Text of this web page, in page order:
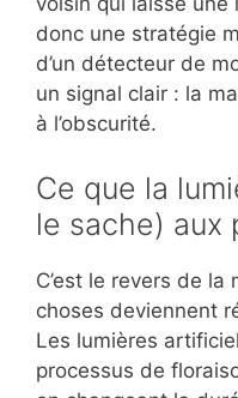
donc une stratégie
d’un détecteur de
un signal clair : la
à l’obscurité.
Ce que la
le sache) aux
C’est le revers de la
choses deviennent
Les lumières
processus de